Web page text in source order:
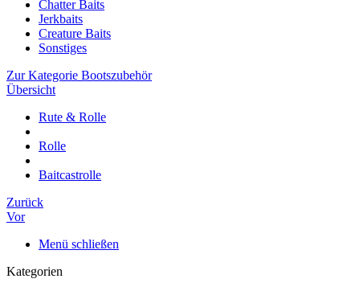
Chatter Baits
Jerkbaits
Creature Baits
Sonstiges
Zur Kategorie Bootszubehör
Übersicht
Rute & Rolle
Rolle
Baitcastrolle
Zurück
Vor
Menü schließen
Kategorien